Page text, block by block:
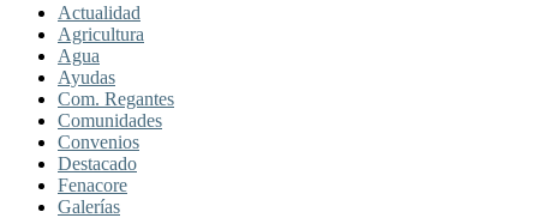
Actualidad
Agricultura
Agua
Ayudas
Com. Regantes
Comunidades
Convenios
Destacado
Fenacore
Galerías